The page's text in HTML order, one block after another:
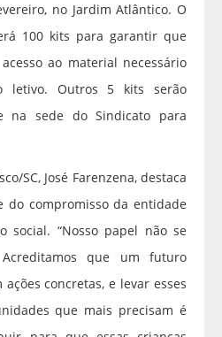
no Jardim Atlântico. O
100 kits para garantir que
ao material necessário
letivo. Outros 5 kits serão
na sede do Sindicato para
SC, José Farenzena, destaca
compromisso da entidade
social. “Nosso papel não se
que um futuro
concretas, e levar esses
que mais precisam é